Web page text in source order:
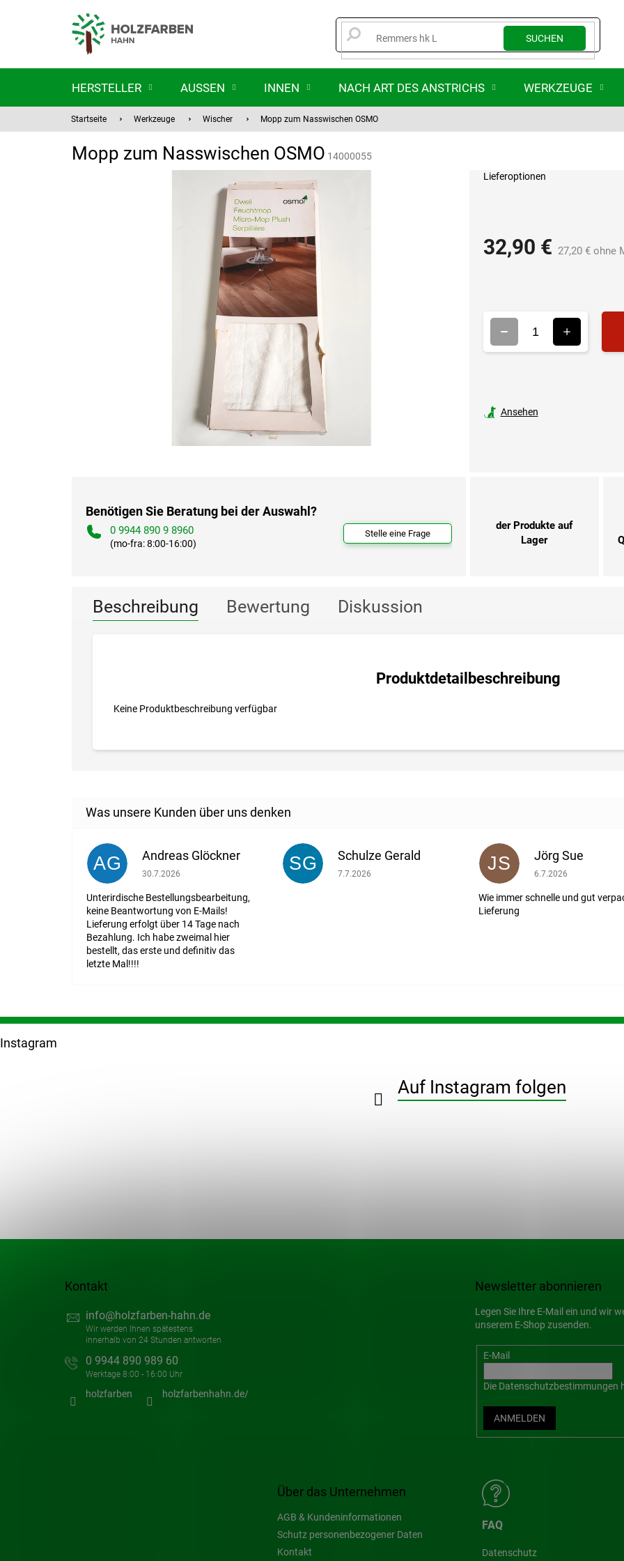
SUCHEN
HERSTELLER AUSSEN INNEN NACH ART DES ANSTRICHS WERKZEUGE
Startseite Werkzeuge Wischer Mopp zum Nasswischen OSMO
Mopp zum Nasswischen OSMO 14000055
32,90 € 27,20 € ohne
Lieferoptionen
Ansehen
Benötigen Sie Beratung bei der Auswahl?
0 9944 890 9 8960
(mo-fra: 8:00-16:00)
Stelle eine Frage
der Produkte auf
Lager
Beschreibung Bewertung Diskussion
Produktdetailbeschreibung
Keine Produktbeschreibung verfügbar
AG Andreas Glöckner
Die Shop-Bewertung beträgt 1 von 5 Sternen.
30.7.2026
Unterirdische Bestellungsbearbeitung,
keine Beantwortung von E-Mails!
Lieferung erfolgt über 14 Tage nach
Bezahlung. Ich habe zweimal hier
bestellt, das erste und definitiv das
letzte Mal!!!!
SG Schulze Gerald
Die Shop-Bewertung beträgt 5 von 5 Sternen.
7.7.2026 JS Jörg Sue
Die Shop-Bewertung
6.7.2026
Wie immer schnelle und gut
Lieferung
F
u
Über das Unternehmen
AGB & Kundeninformationen
Schutz personenbezogener Daten
Kontakt
Instagram
Auf Instagram folgen
FAQ
Datenschutz
Kontakt
info@holzfarben-hahn.de
0 9944 890 989 60
holzfarben holzfarbenhahn.de/
Newsletter abonnieren
Legen Sie Ihre E-Mail ein und wir
unserem E-Shop zusenden.
E-Mail
Die Datenschutzbestimmungen
ANMELDEN